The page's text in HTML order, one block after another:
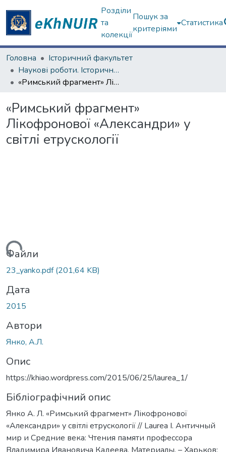
Розділи
та
колекції
Пошук за
критеріями
Статистика
Головна
Історичний факультет
Наукові роботи. Історичний факультет
«Римський фрагмент» Лікофронової «Александри» у світлі етрускології
«Римський фрагмент»
Лікофронової «Александри» у
світлі етрускології
Вантажиться...
Файли
23_yanko.pdf(201,64 KB)
Дата
2015
Автори
Янко, А.Л.
Опис
https://khiao.wordpress.com/2015/06/25/laurea_1/
Бібліографічний опис
Янко А. Л. «Римський фрагмент» Лікофронової
«Александри» у світлі етрускології // Laurea I. Античный
мир и Средние века: Чтения памяти профессора